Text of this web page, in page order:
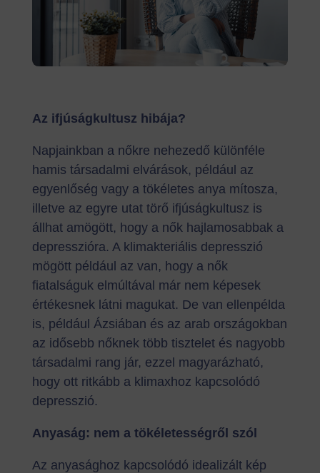
Az ifjúságkultusz hibája?
Napjainkban a nőkre nehezedő különféle
hamis társadalmi elvárások, például az
egyenlőség vagy a tökéletes anya mítosza,
illetve az egyre utat törő ifjúságkultusz is
állhat amögött, hogy a nők hajlamosabbak a
depresszióra. A klimakteriális depresszió
mögött például az van, hogy a nők
fiatalságuk elmúltával már nem képesek
értékesnek látni magukat. De van ellenpélda
is, például Ázsiában és az arab országokban
az idősebb nőknek több tisztelet és nagyobb
társadalmi rang jár, ezzel magyarázható,
hogy ott ritkább a klimaxhoz kapcsolódó
depresszió.
Anyaság: nem a tökéletességről szól
Az anyasághoz kapcsolódó idealizált kép